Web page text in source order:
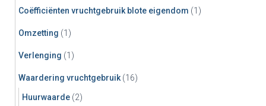
Coëfficiënten vruchtgebruik blote eigendom (1)
Omzetting (1)
Verlenging (1)
Waardering vruchtgebruik (16)
Huurwaarde (2)